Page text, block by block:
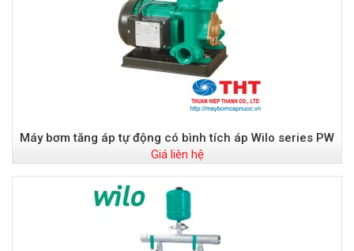
Máy bơm tăng áp tự động có bình tích áp Wilo series PW
Giá liên hệ